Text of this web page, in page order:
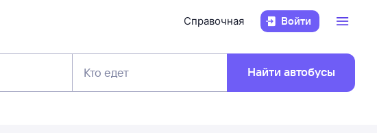
Справочная Войти
Кто едет Найти автобусы